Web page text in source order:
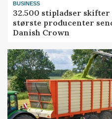
BUSINESS
32.500 stipladser
største producenter
Danish Crown